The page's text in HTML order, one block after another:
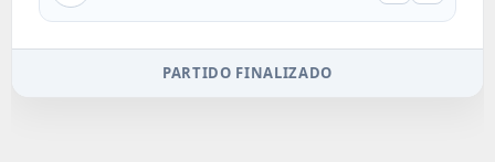
PARTIDO FINALIZADO